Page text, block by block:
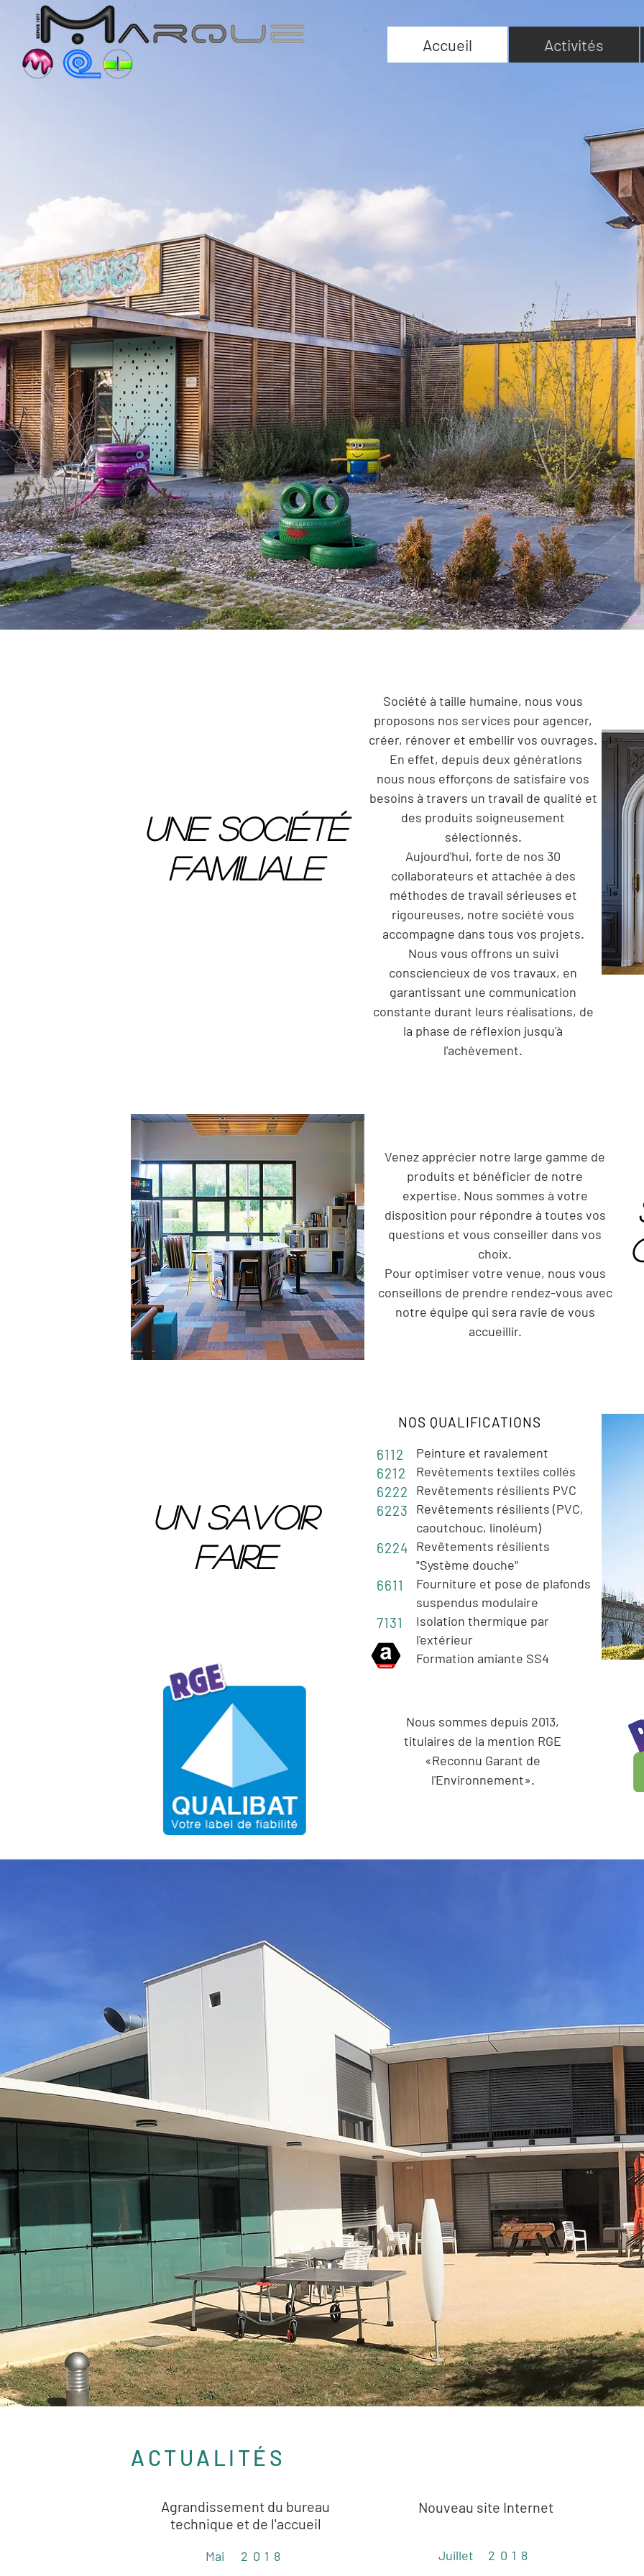
Accueil Activités
Depuis 1977
Une
UNE SOCIÉTÉ
FAMILIALE
Société à taille humaine, nous vous
proposons nos services pour agencer,
créer, rénover et embellir vos ouvrages.
En effet, depuis deux générations
nous nous efforçons de satisfaire vos
besoins à travers un travail de qualité et
des produits soigneusement
sélectionnés.
Aujourd'hui, forte de nos 30
collaborateurs et attachée à des
méthodes de travail sérieuses et
rigoureuses, notre société vous
accompagne dans tous vos projets.
Nous vous offrons un suivi
consciencieux de vos travaux, en
garantissant une communication
constante durant leurs réalisations, de
la phase de réflexion jusqu'à
l'achèvement.
Venez apprécier notre large gamme de
produits et bénéficier de notre
expertise. Nous sommes à votre
disposition pour répondre à toutes vos
questions et vous conseiller dans vos
choix.
Pour optimiser votre venue, nous vous
conseillons de prendre rendez-vous avec
notre équipe qui sera ravie de vous
accueillir.
UN SAVOIR
FAIRE
NOS QUALIFICATIONS
6112
6212
6222
6223
6224
6611
7131
Peinture et ravalement
Revêtements textiles collés
Revêtements résilients PVC
Revêtements résilients (PVC,
caoutchouc, linoléum)
Revêtements résilients
"Système douche"
Fourniture et pose de plafonds
suspendus modulaire
Isolation thermique par
l'extérieur
Formation amiante SS4
Nous sommes depuis 2013,
titulaires de la mention RGE
«Reconnu Garant de
l'Environnement».
ACTUALITÉS
Agrandissement du bureau
technique et de l'accueil
Mai 2018
Nouveau site Internet
Juillet 2018